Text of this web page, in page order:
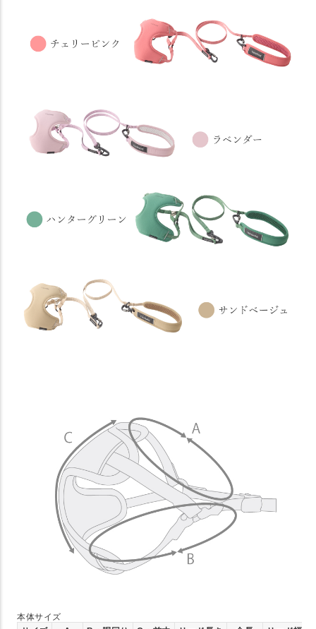
本体サイズ